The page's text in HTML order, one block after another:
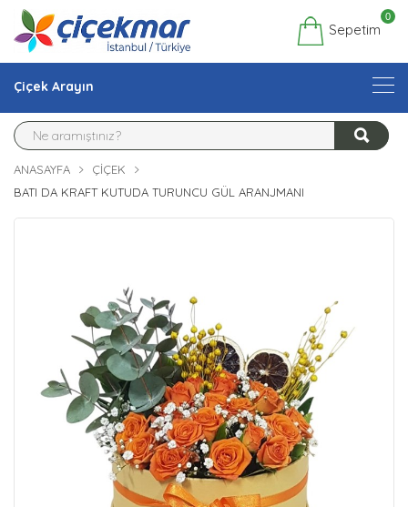
Sepetim
0
Çiçek Arayın
ANASAYFA
ÇIÇEK
BATI DA KRAFT KUTUDA TURUNCU GÜL ARANJMANI